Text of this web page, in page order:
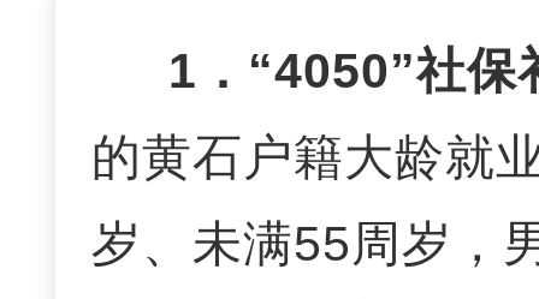
1．“4050”社保
的黄石户籍大龄就
岁、未满55周岁，